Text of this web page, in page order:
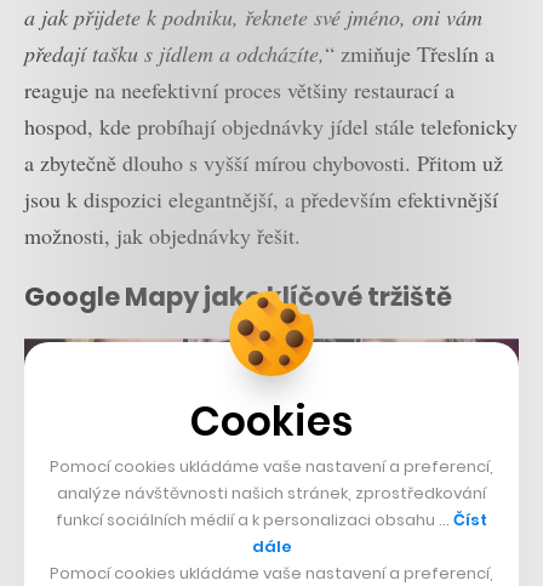
a jak přijdete k podniku, řeknete své jméno, oni vám
předají tašku s jídlem a odcházíte,“ zmiňuje Třeslín a
reaguje na neefektivní proces většiny restaurací a
hospod, kde probíhají objednávky jídel stále telefonicky
a zbytečně dlouho s vyšší mírou chybovosti. Přitom už
jsou k dispozici elegantnější, a především efektivnější
možnosti, jak objednávky řešit.
Google Mapy jako klíčové tržiště
Cookies
Pomocí cookies ukládáme vaše nastavení a preferencí,
analýze návštěvnosti našich stránek, zprostředkování
funkcí sociálních médií a k personalizaci obsahu … Číst
dále
Pomocí cookies ukládáme vaše nastavení a preferencí,